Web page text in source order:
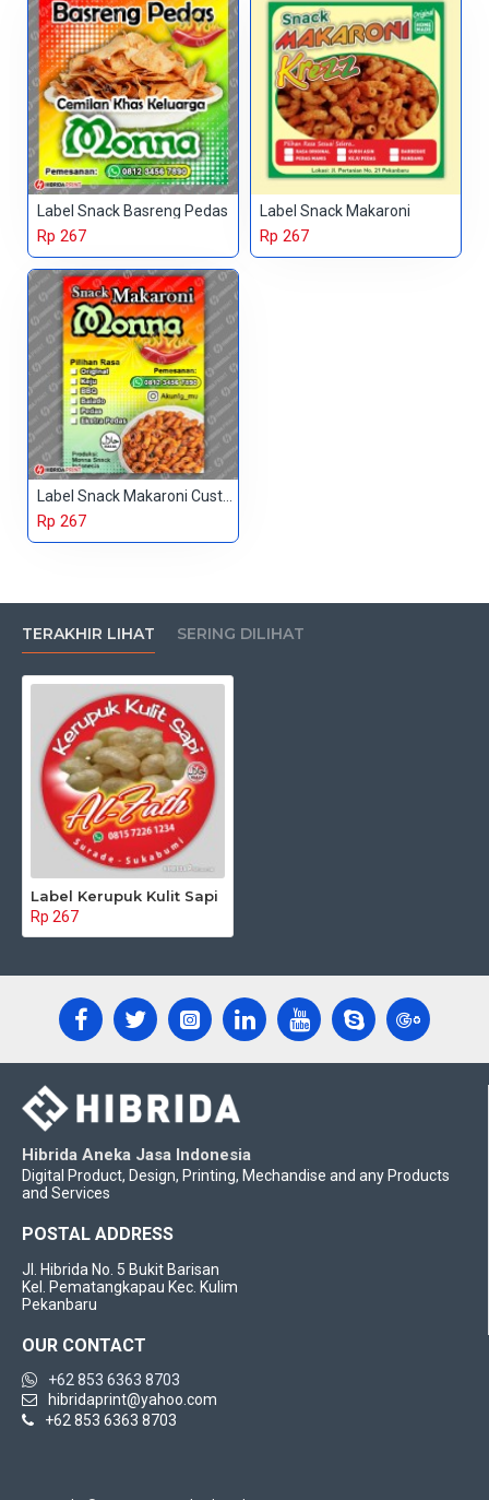
Label Snack Basreng Pedas
Rp 267
Label Snack Makaroni
Rp 267
Rp 267
TERAKHIR LIHAT SERING DILIHAT
Label Kerupuk Kulit Sapi
Rp 267
Hibrida Aneka Jasa Indonesia
Digital Product, Design, Printing, Mechandise and any Products
and Services
POSTAL ADDRESS
Jl. Hibrida No. 5 Bukit Barisan
Kel. Pematangkapau Kec. Kulim
Pekanbaru
OUR CONTACT
+62 853 6363 8703
hibridaprint@yahoo.com
+62 853 6363 8703